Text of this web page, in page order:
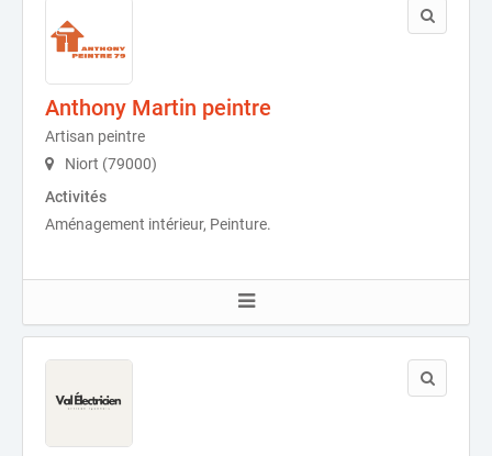
Anthony Martin peintre
Artisan peintre
Niort (79000)
Activités
Aménagement intérieur, Peinture.